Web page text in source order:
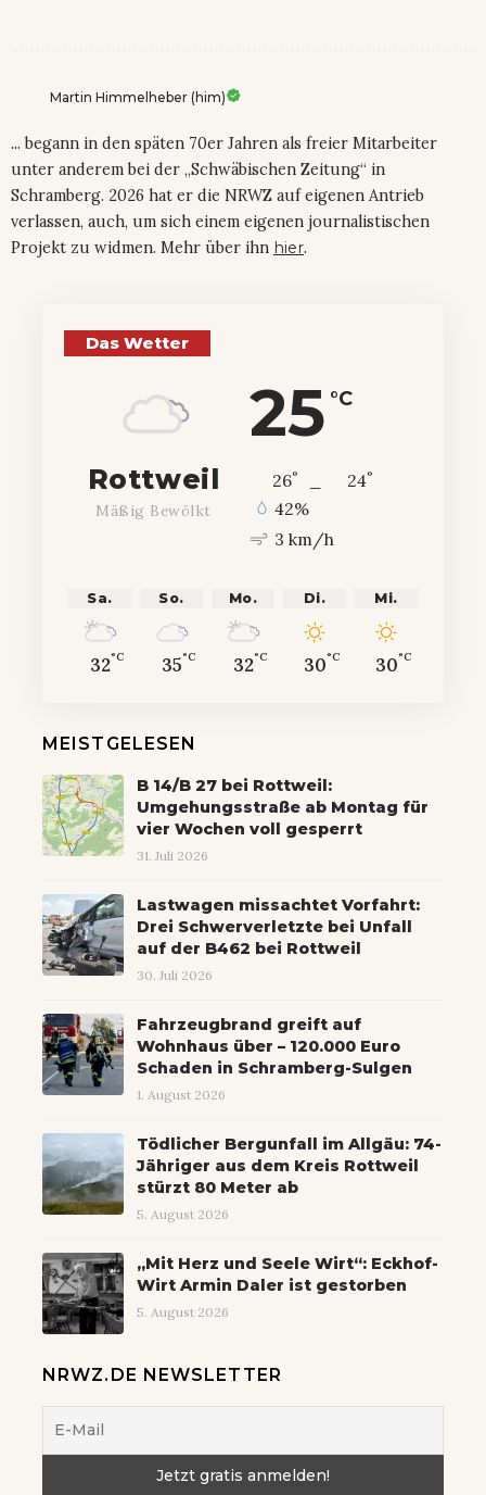
Martin Himmelheber (him)
... begann in den späten 70er Jahren als freier Mitarbeiter
unter anderem bei der „Schwäbischen Zeitung“ in
Schramberg. 2026 hat er die NRWZ auf eigenen Antrieb
verlassen, auch, um sich einem eigenen journalistischen
Projekt zu widmen. Mehr über ihn hier.
Das Wetter
25 °C
Rottweil
Mäßig Bewölkt
26° 24°
42%
3 km/h
Sa.
32°C
So.
35°C
Mo.
32°C
Di.
30°C
Mi.
30°C
MEISTGELESEN
B 14/B 27 bei Rottweil:
Umgehungsstraße ab Montag für
vier Wochen voll gesperrt
31. Juli 2026
Lastwagen missachtet Vorfahrt:
Drei Schwerverletzte bei Unfall
auf der B462 bei Rottweil
30. Juli 2026
Fahrzeugbrand greift auf
Wohnhaus über – 120.000 Euro
Schaden in Schramberg-Sulgen
1. August 2026
Tödlicher Bergunfall im Allgäu: 74-
Jähriger aus dem Kreis Rottweil
stürzt 80 Meter ab
5. August 2026
„Mit Herz und Seele Wirt“: Eckhof-
Wirt Armin Daler ist gestorben
5. August 2026
NRWZ.DE NEWSLETTER